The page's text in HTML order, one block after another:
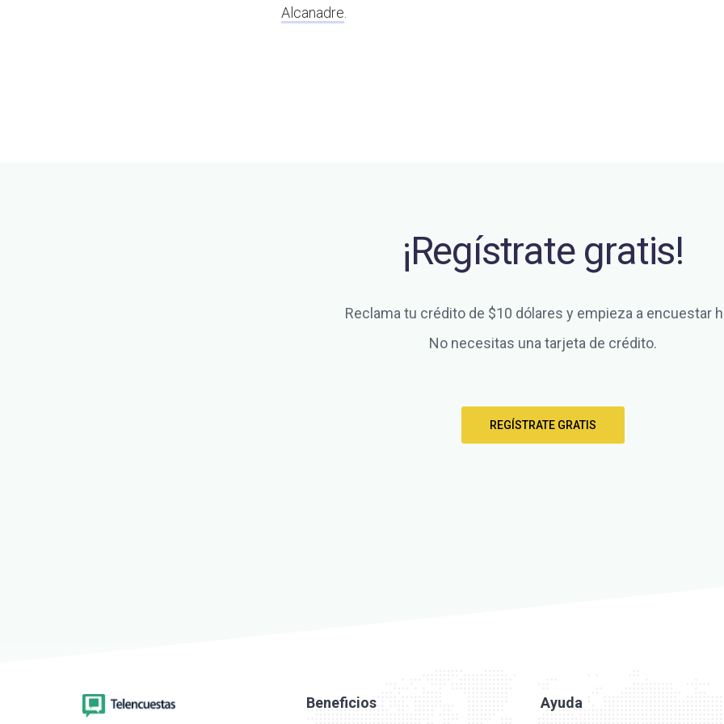
Alcanadre
¡Regístrate gratis!
Reclama tu crédito de $10 dólares y empieza a encuestar
No necesitas una tarjeta de crédito.
REGÍSTRATE GRATIS
Beneficios Ayuda